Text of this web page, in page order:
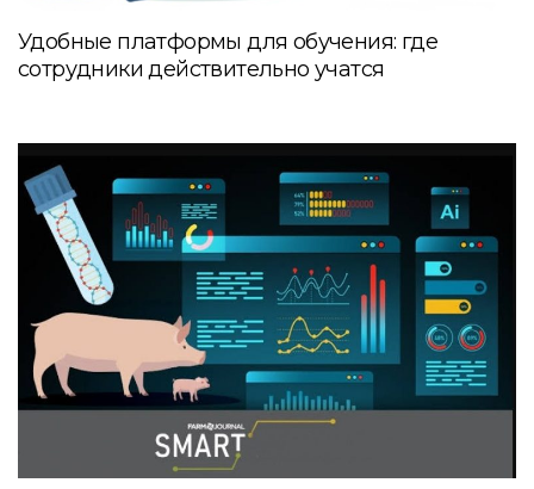
Удобные платформы для обучения: где
сотрудники действительно учатся